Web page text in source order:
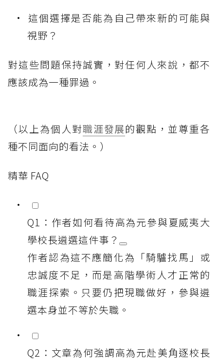
這個選擇是否能為自己帶來新的可能與
視野？
對這些問題保持誠實，對任何人來說，都不
應該成為一種罪過。
（以上為個人對職涯發展的觀點，並尊重各
種不同面向的看法。）
精華 FAQ
Q1：作者如何看待高為元參與夏威夷大
學校長遴選這件事？
作者認為這不應簡化為「騎驢找馬」或
忠誠度不足，而是高階學術人才正常的
職涯探索。只要仍把現職做好，參與遴
選本身並不等於失職。
Q2：文章為何強調高為元赴美角逐校長